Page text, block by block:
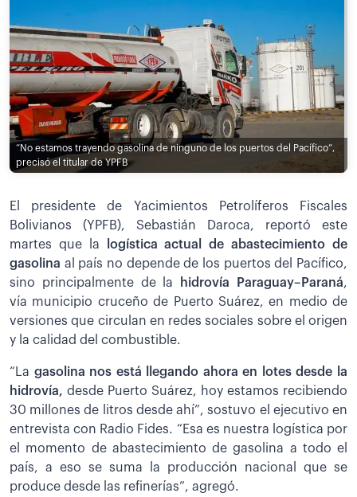
“No estamos trayendo gasolina de ninguno de los puertos del Pacífico”,
precisó el titular de YPFB
El presidente de Yacimientos Petrolíferos Fiscales
Bolivianos (YPFB), Sebastián Daroca, reportó este
martes que la logística actual de abastecimiento de
gasolina al país no depende de los puertos del Pacífico,
sino principalmente de la
hidrovía Paraguay–Paraná,
vía municipio cruceño de Puerto Suárez, en medio de
versiones que circulan en redes sociales sobre el origen
y la calidad del combustible.
“La gasolina nos está llegando ahora en lotes desde la
hidrovía, desde Puerto Suárez, hoy estamos recibiendo
30 millones de litros desde ahí”, sostuvo el ejecutivo en
entrevista con Radio Fides. “Esa es nuestra logística por
el momento de abastecimiento de gasolina a todo el
país, a eso se suma la producción nacional que se
produce desde las refinerías”, agregó.